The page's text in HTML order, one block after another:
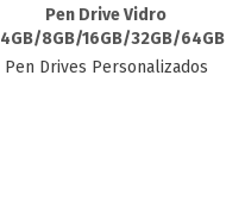
Pen Drive Vidro
4GB/8GB/16GB/32GB/64GB
Pen Drives Personalizados